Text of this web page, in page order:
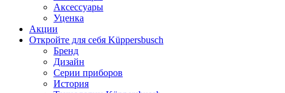
Аксессуары
Уценка
Акции
Откройте для себя Küppersbusch
Бренд
Дизайн
Серии приборов
История